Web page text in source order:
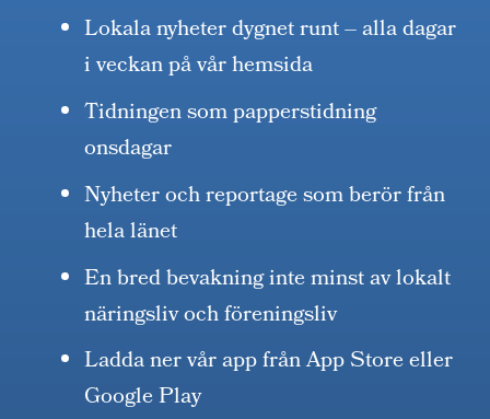
Lokala nyheter dygnet runt – alla dagar
i veckan på vår hemsida
Tidningen som papperstidning
onsdagar
Nyheter och reportage som berör från
hela länet
En bred bevakning inte minst av lokalt
näringsliv och föreningsliv
Ladda ner vår app från App Store eller
Google Play